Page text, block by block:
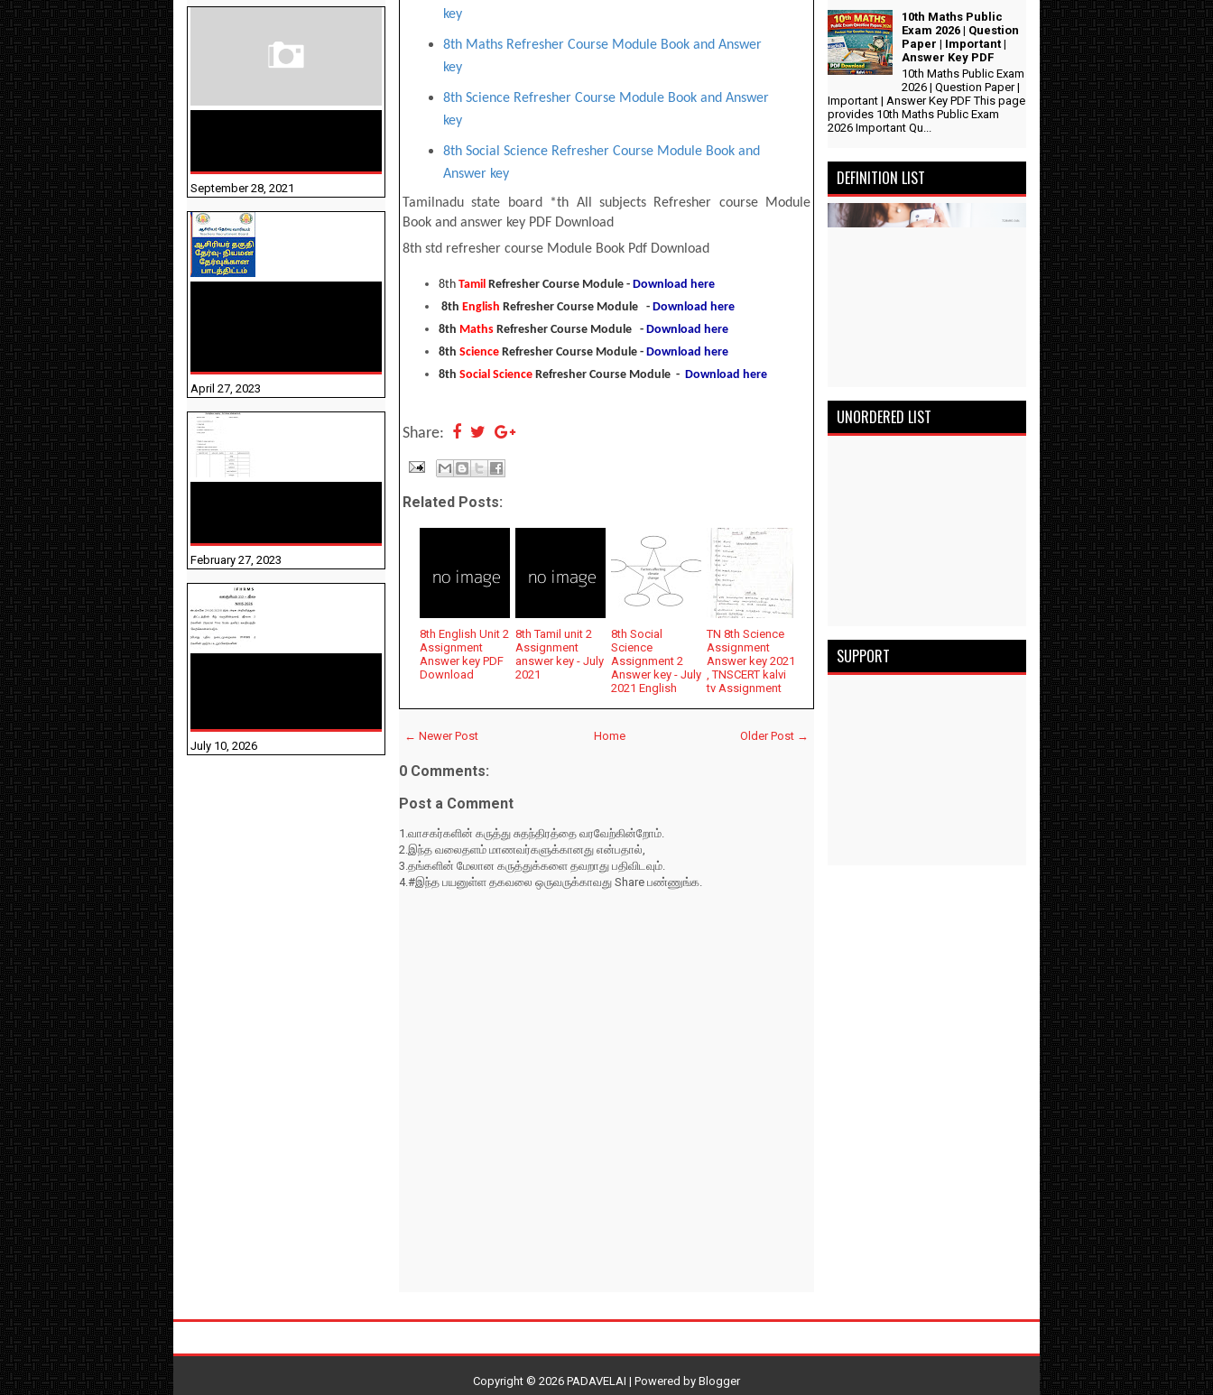
key
8th Maths Refresher Course Module Book and Answer
key
8th Science Refresher Course Module Book and Answer
key
8th Social Science Refresher Course Module Book and
Answer key
Tamilnadu state board *th All subjects Refresher course Module
Book and answer key PDF Download
8th std refresher course Module Book Pdf Download
8th Tamil Refresher Course Module - Download here
8th English Refresher Course Module - Download here
8th Maths Refresher Course Module - Download here
8th Science Refresher Course Module - Download here
8th Social Science Refresher Course Module - Download here
Share:
Related Posts:
8th English Unit 2
Assignment
Answer key PDF
Download
8th Tamil unit 2
Assignment
answer key - July
2021
8th Social
Science
Assignment 2
Answer key - July
2021 English
TN 8th Science
Assignment
Answer key 2021
, TNSCERT kalvi
tv Assignment
← Newer Post Older Post →
Home
0 Comments:
Post a Comment
1.வாசகர்களின் கருத்து சுதந்திரத்தை வரவேற்கின்றோம்.
2.இந்த வலைதளம் மாணவர்களுக்கானது என்பதால்,
3.தங்களின் மேலான கருத்துக்களை தவறாது பதிவிடவும்.
4.#இந்த பயனுள்ள தகவலை ஒருவருக்காவது Share பண்ணுங்க.
September 28, 2021
April 27, 2023
February 27, 2023
July 10, 2026
10th Maths Public
Exam 2026 | Question
Paper | Important |
Answer Key PDF
10th Maths Public Exam
2026 | Question Paper |
Important | Answer Key PDF This page
provides 10th Maths Public Exam
2026 Important Qu...
DEFINITION LIST
UNORDERED LIST
SUPPORT
Copyright © 2026 PADAVELAI | Powered by Blogger